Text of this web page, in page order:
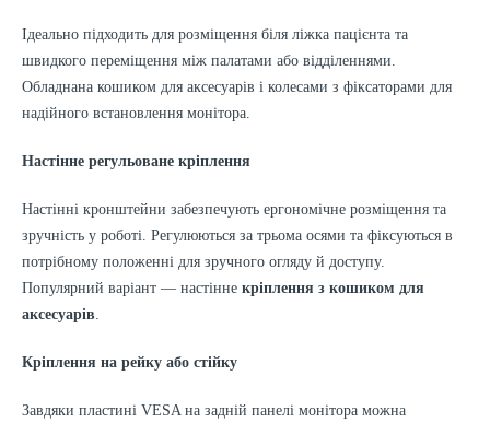
Ідеально підходить для розміщення біля ліжка пацієнта та
швидкого переміщення між палатами або відділеннями.
Обладнана кошиком для аксесуарів і колесами з фіксаторами для
надійного встановлення монітора.
Настінне регульоване кріплення
Настінні кронштейни забезпечують ергономічне розміщення та
зручність у роботі. Регулюються за трьома осями та фіксуються в
потрібному положенні для зручного огляду й доступу.
Популярний варіант — настінне кріплення з кошиком для
аксесуарів
Кріплення на рейку або стійку
Завдяки пластині VESA на задній панелі монітора можна